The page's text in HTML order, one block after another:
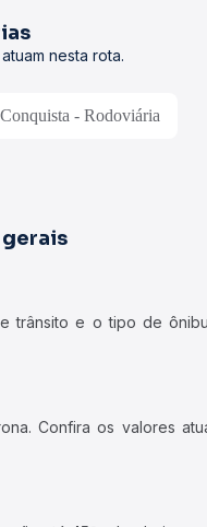
nesta rota.
- Rodoviária
e o tipo de
Confira os valores